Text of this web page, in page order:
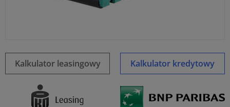
Kalkulator leasingowy Kalkulator kredytowy